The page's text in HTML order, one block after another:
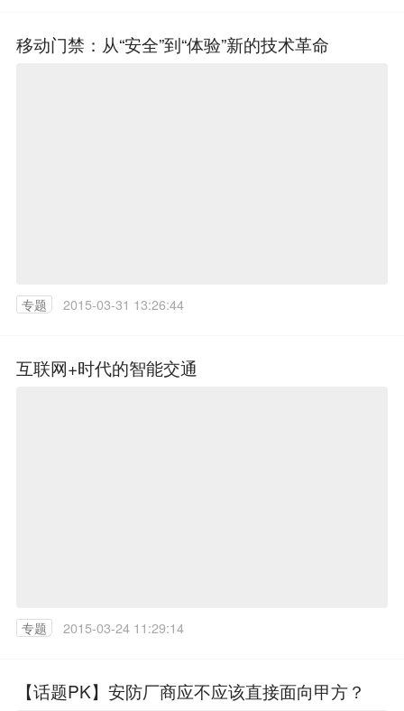
移动门禁：从“安全”到“体验”新的技术革命
专题 2015-03-31 13:26:44
互联网+时代的智能交通
专题 2015-03-24 11:29:14
【话题PK】安防厂商应不应该直接面向甲方？